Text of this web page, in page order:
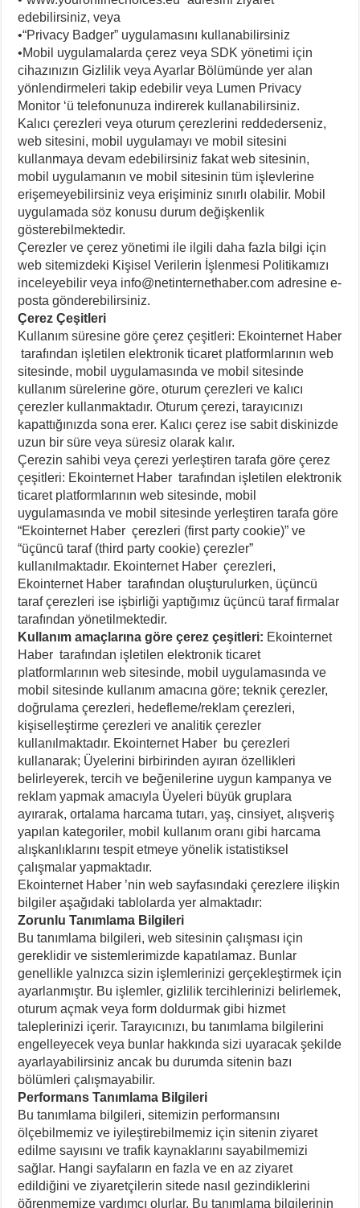
edebilirsiniz, veya
•“Privacy Badger” uygulamasını kullanabilirsiniz
•Mobil uygulamalarda çerez veya SDK yönetimi için
cihazınızın Gizlilik veya Ayarlar Bölümünde yer alan
yönlendirmeleri takip edebilir veya Lumen Privacy
Monitor ‘ü telefonunuza indirerek kullanabilirsiniz.
Kalıcı çerezleri veya oturum çerezlerini reddederseniz,
web sitesini, mobil uygulamayı ve mobil sitesini
kullanmaya devam edebilirsiniz fakat web sitesinin,
mobil uygulamanın ve mobil sitesinin tüm işlevlerine
erişemeyebilirsiniz veya erişiminiz sınırlı olabilir. Mobil
uygulamada söz konusu durum değişkenlik
gösterebilmektedir.
Çerezler ve çerez yönetimi ile ilgili daha fazla bilgi için
web sitemizdeki Kişisel Verilerin İşlenmesi Politikamızı
inceleyebilir veya info@netinternethaber.com adresine e-
posta gönderebilirsiniz.
Çerez Çeşitleri
Kullanım süresine göre çerez çeşitleri: Ekointernet Haber
tarafından işletilen elektronik ticaret platformlarının web
sitesinde, mobil uygulamasında ve mobil sitesinde
kullanım sürelerine göre, oturum çerezleri ve kalıcı
çerezler kullanmaktadır. Oturum çerezi, tarayıcınızı
kapattığınızda sona erer. Kalıcı çerez ise sabit diskinizde
uzun bir süre veya süresiz olarak kalır.
Çerezin sahibi veya çerezi yerleştiren tarafa göre çerez
çeşitleri: Ekointernet Haber tarafından işletilen elektronik
ticaret platformlarının web sitesinde, mobil
uygulamasında ve mobil sitesinde yerleştiren tarafa göre
“Ekointernet Haber çerezleri (first party cookie)” ve
“üçüncü taraf (third party cookie) çerezler”
kullanılmaktadır. Ekointernet Haber çerezleri,
Ekointernet Haber tarafından oluşturulurken, üçüncü
taraf çerezleri ise işbirliği yaptığımız üçüncü taraf firmalar
tarafından yönetilmektedir.
Kullanım amaçlarına göre çerez çeşitleri: Ekointernet
Haber tarafından işletilen elektronik ticaret
platformlarının web sitesinde, mobil uygulamasında ve
mobil sitesinde kullanım amacına göre; teknik çerezler,
doğrulama çerezleri, hedefleme/reklam çerezleri,
kişiselleştirme çerezleri ve analitik çerezler
kullanılmaktadır. Ekointernet Haber bu çerezleri
kullanarak; Üyelerini birbirinden ayıran özellikleri
belirleyerek, tercih ve beğenilerine uygun kampanya ve
reklam yapmak amacıyla Üyeleri büyük gruplara
ayırarak, ortalama harcama tutarı, yaş, cinsiyet, alışveriş
yapılan kategoriler, mobil kullanım oranı gibi harcama
alışkanlıklarını tespit etmeye yönelik istatistiksel
çalışmalar yapmaktadır.
Ekointernet Haber ’nin web sayfasındaki çerezlere ilişkin
bilgiler aşağıdaki tablolarda yer almaktadır:
Zorunlu Tanımlama Bilgileri
Bu tanımlama bilgileri, web sitesinin çalışması için
gereklidir ve sistemlerimizde kapatılamaz. Bunlar
genellikle yalnızca sizin işlemlerinizi gerçekleştirmek için
ayarlanmıştır. Bu işlemler, gizlilik tercihlerinizi belirlemek,
oturum açmak veya form doldurmak gibi hizmet
taleplerinizi içerir. Tarayıcınızı, bu tanımlama bilgilerini
engelleyecek veya bunlar hakkında sizi uyaracak şekilde
ayarlayabilirsiniz ancak bu durumda sitenin bazı
bölümleri çalışmayabilir.
Performans Tanımlama Bilgileri
Bu tanımlama bilgileri, sitemizin performansını
ölçebilmemiz ve iyileştirebilmemiz için sitenin ziyaret
edilme sayısını ve trafik kaynaklarını sayabilmemizi
sağlar. Hangi sayfaların en fazla ve en az ziyaret
edildiğini ve ziyaretçilerin sitede nasıl gezindiklerini
öğrenmemize yardımcı olurlar. Bu tanımlama bilgilerinin